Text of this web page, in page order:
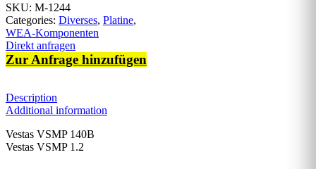
SKU: M-1244
Categories: Diverses, Platine,
WEA-Komponenten
Direkt anfragen
Zur Anfrage hinzufügen
Description
Additional information
Vestas VSMP 140B
Vestas VSMP 1.2